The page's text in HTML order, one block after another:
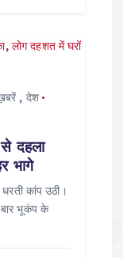
, देश
दहला
भागे
कांप उठी।
भूकंप के